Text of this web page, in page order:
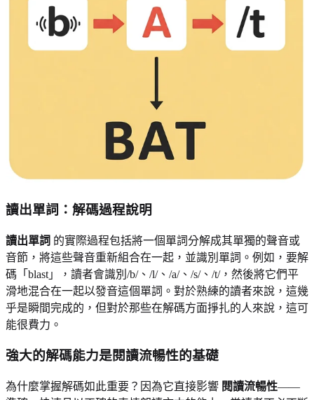
讀出單詞：解碼過程說明
讀出單詞 的實際過程包括將一個單詞分解成其單獨的聲音或
音節，將這些聲音重新組合在一起，並識別單詞。例如，要解
碼「blast」，讀者會識別/b/、/l/、/a/、/s/、/t/，然後將它們平
滑地混合在一起以發音這個單詞。對於熟練的讀者來說，這幾
乎是瞬間完成的，但對於那些在解碼方面掙扎的人來說，這可
能很費力。
強大的解碼能力是閱讀流暢性的基礎
為什麼掌握解碼如此重要？因為它直接影響 閱讀流暢性——